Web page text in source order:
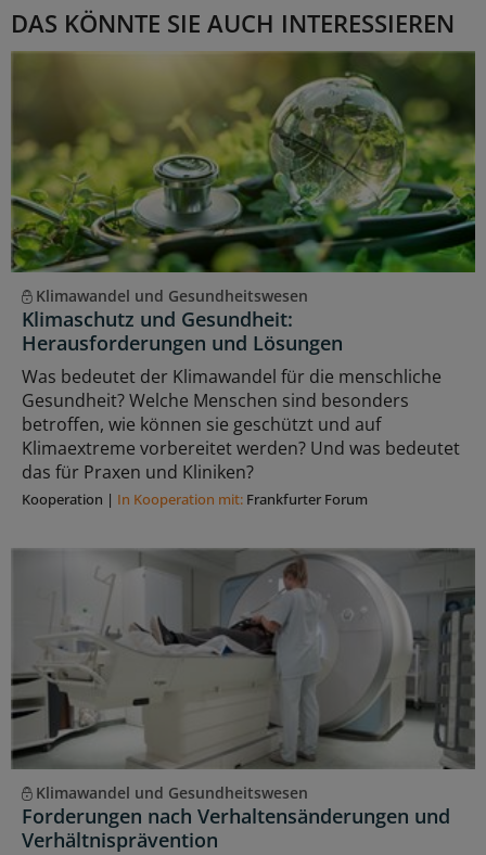
DAS KÖNNTE SIE AUCH INTERESSIEREN
Klimawandel und Gesundheitswesen
Klimaschutz und Gesundheit:
Herausforderungen und Lösungen
Was bedeutet der Klimawandel für die menschliche
Gesundheit? Welche Menschen sind besonders
betroffen, wie können sie geschützt und auf
Klimaextreme vorbereitet werden? Und was bedeutet
das für Praxen und Kliniken?
Kooperation | In Kooperation mit: Frankfurter Forum
Klimawandel und Gesundheitswesen
Forderungen nach Verhaltensänderungen und
Verhältnisprävention